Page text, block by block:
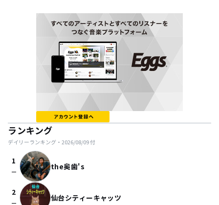
ランキング
デイリーランキング・ 2026/08/09付
1
check_indeterminate_small the奥歯's
2
仙台シティーキャッツ